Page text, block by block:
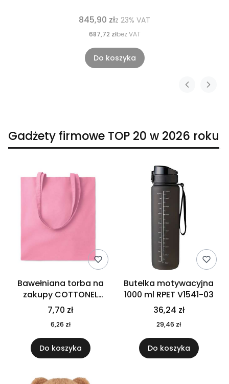
845,90 złz 23% VAT
687,72 złbez VAT
Do koszyka
Gadżety firmowe TOP 20 w 2026 roku
Bawełniana torba na
zakupy COTTONEL
COLOUR++ MO9846-11
7,70 zł
6,26 zł
Do koszyka
Butelka motywacyjna
1000 ml RPET V1541-03
36,24 zł
29,46 zł
Do koszyka